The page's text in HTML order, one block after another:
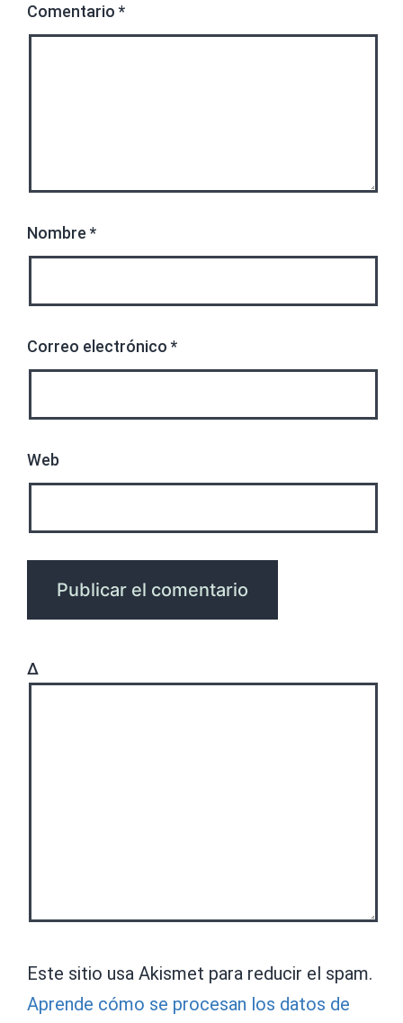
Comentario *
Nombre *
Correo electrónico *
Web
Δ
Este sitio usa Akismet para reducir el spam.
Aprende cómo se procesan los datos de